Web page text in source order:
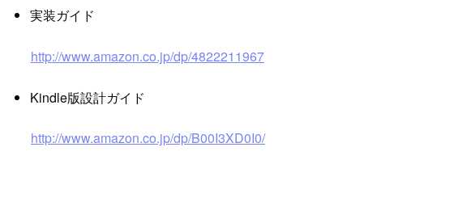
実装ガイド
http://www.amazon.co.jp/dp/4822211967
Kindle版設計ガイド
http://www.amazon.co.jp/dp/B00I3XD0I0/